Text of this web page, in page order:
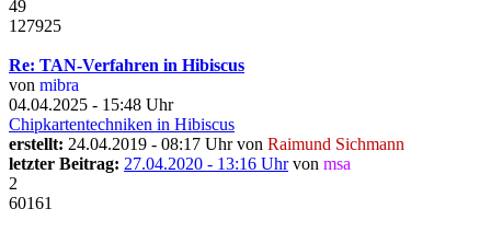
49
127925
Re: TAN-Verfahren in Hibiscus
von mibra
04.04.2025 - 15:48 Uhr
Chipkartentechniken in Hibiscus
erstellt: 24.04.2019 - 08:17 Uhr von Raimund Sichmann
letzter Beitrag: 27.04.2020 - 13:16 Uhrvon msa
2
60161